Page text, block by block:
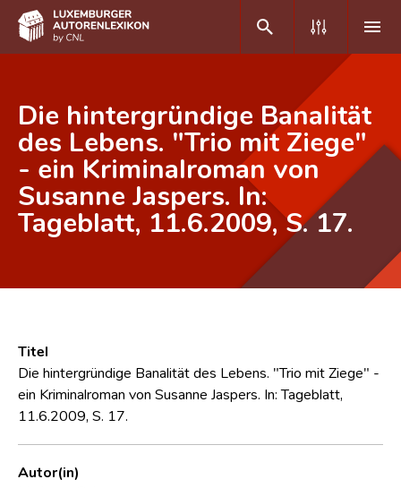
DE FR
Home
Autor(inn)en A-Z
Erweiterte Suche
Forschungsgruppe
Kontakt
Die hintergründige Banalität
des Lebens. "Trio mit Ziege"
- ein Kriminalroman von
Susanne Jaspers. In:
Tageblatt, 11.6.2009, S. 17.
Titel
Die hintergründige Banalität des Lebens. "Trio mit Ziege" -
ein Kriminalroman von Susanne Jaspers. In: Tageblatt,
11.6.2009, S. 17.
Autor(in)